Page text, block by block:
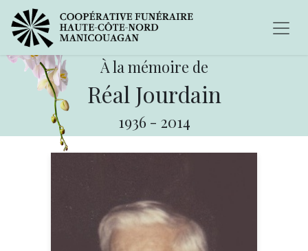
À la mémoire de
Réal Jourdain
1936 - 2014